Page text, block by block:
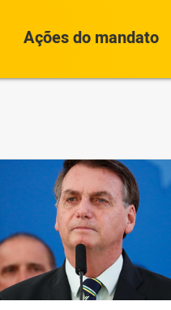
Ações do mandato